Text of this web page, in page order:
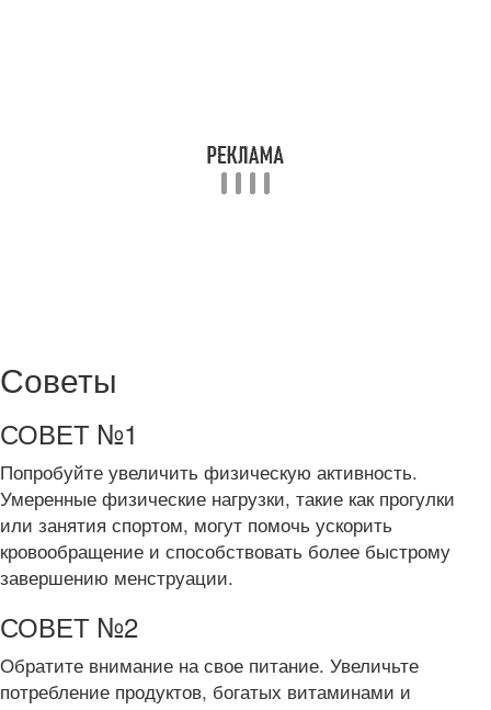
Советы
СОВЕТ №1
Попробуйте увеличить физическую активность.
Умеренные физические нагрузки, такие как прогулки
или занятия спортом, могут помочь ускорить
кровообращение и способствовать более быстрому
завершению менструации.
СОВЕТ №2
Обратите внимание на свое питание. Увеличьте
потребление продуктов, богатых витаминами и